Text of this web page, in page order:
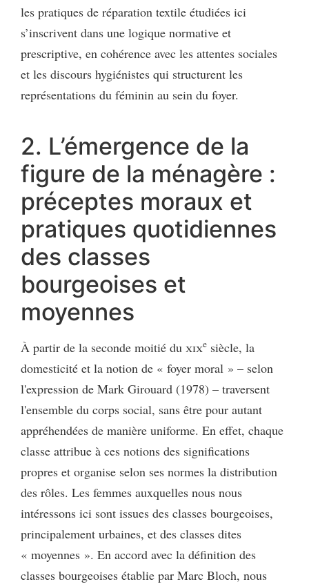
les pratiques de réparation textile étudiées ici
s’inscrivent dans une logique normative et
prescriptive, en cohérence avec les attentes sociales
et les discours hygiénistes qui structurent les
représentations du féminin au sein du foyer.
2. L’émergence de la
figure de la ménagère :
préceptes moraux et
pratiques quotidiennes
des classes
bourgeoises et
moyennes
À partir de la seconde moitié du xixe siècle, la
domesticité et la notion de « foyer moral » – selon
l'expression de Mark Girouard (1978) – traversent
l'ensemble du corps social, sans être pour autant
appréhendées de manière uniforme. En effet, chaque
classe attribue à ces notions des significations
propres et organise selon ses normes la distribution
des rôles. Les femmes auxquelles nous nous
intéressons ici sont issues des classes bourgeoises,
principalement urbaines, et des classes dites
« moyennes ». En accord avec la définition des
classes bourgeoises établie par Marc Bloch, nous